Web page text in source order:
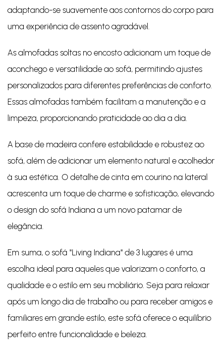
adaptando-se suavemente aos contornos do corpo para
uma experiência de assento agradável.
As almofadas soltas no encosto adicionam um toque de
aconchego e versatilidade ao sofá, permitindo ajustes
personalizados para diferentes preferências de conforto.
Essas almofadas também facilitam a manutenção e a
limpeza, proporcionando praticidade ao dia a dia.
A base de madeira confere estabilidade e robustez ao
sofá, além de adicionar um elemento natural e acolhedor
à sua estética. O detalhe de cinta em courino na lateral
acrescenta um toque de charme e sofisticação, elevando
o design do sofá Indiana a um novo patamar de
elegância.
Em suma, o sofá "Living Indiana" de 3 lugares é uma
escolha ideal para aqueles que valorizam o conforto, a
qualidade e o estilo em seu mobiliário. Seja para relaxar
após um longo dia de trabalho ou para receber amigos e
familiares em grande estilo, este sofá oferece o equilíbrio
perfeito entre funcionalidade e beleza.